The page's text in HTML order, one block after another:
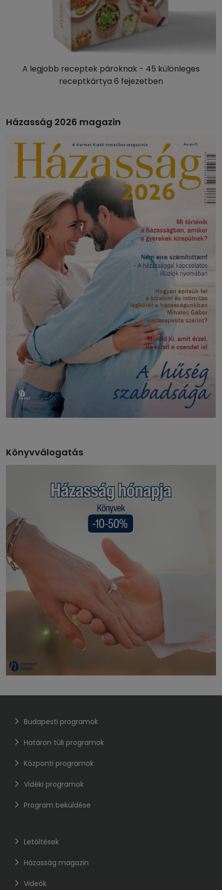
A legjobb receptek pároknak - 45 különleges
receptkártya 6 fejezetben
Házasság 2026 magazin
Könyvválogatás
Budapesti programok
Határon túli programok
Központi programok
Vidéki programok
Program beküldése
Letöltések
Házasság magazin
Videók